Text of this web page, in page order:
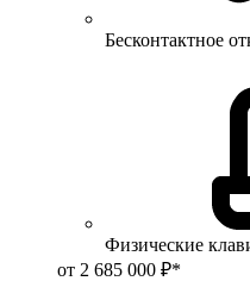
Бесконтактное
Физические
от 2 685 000 ₽*